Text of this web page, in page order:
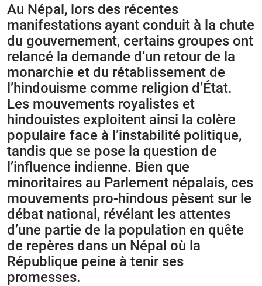
Au Népal, lors des récentes
manifestations ayant conduit à la chute
du gouvernement, certains groupes ont
relancé la demande d’un retour de la
monarchie et du rétablissement de
l’hindouisme comme religion d’État.
Les mouvements royalistes et
hindouistes exploitent ainsi la colère
populaire face à l’instabilité politique,
tandis que se pose la question de
l’influence indienne. Bien que
minoritaires au Parlement népalais, ces
mouvements pro-hindous pèsent sur le
débat national, révélant les attentes
d’une partie de la population en quête
de repères dans un Népal où la
République peine à tenir ses
promesses.